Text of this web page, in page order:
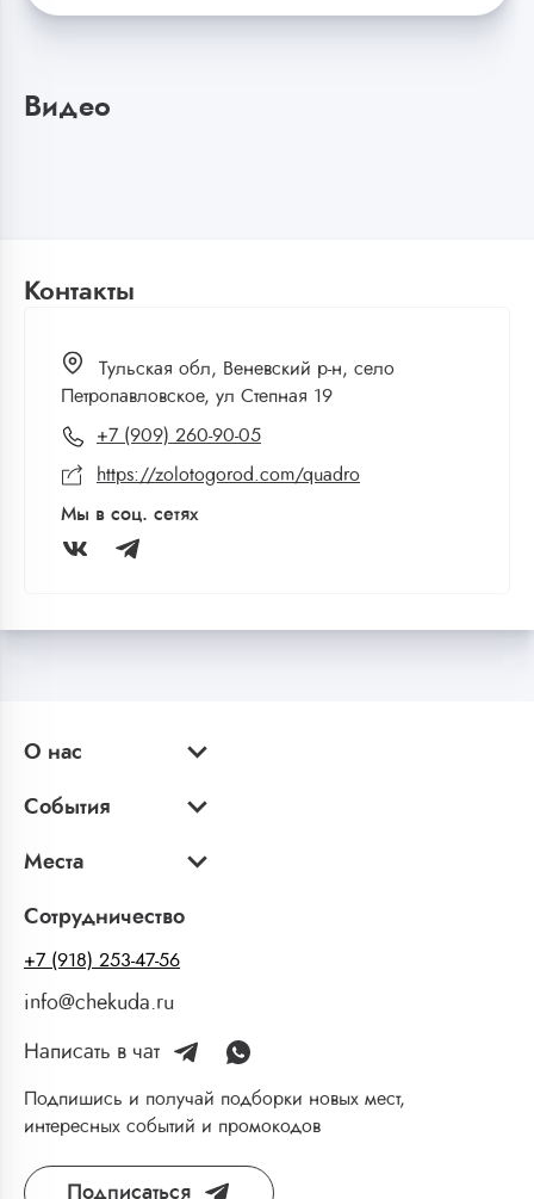
Видео
Контакты
Тульская обл, Веневский р-н, село
Петропавловское, ул Степная 19
+7 (909) 260-90-05
https://zolotogorod.com/quadro
Мы в соц. сетях
О нас
События
Места
Сотрудничество
+7 (918) 253-47-56
info@chekuda.ru
Написать в чат
Подпишись и получай подборки новых мест,
интересных событий и промокодов
Подписаться